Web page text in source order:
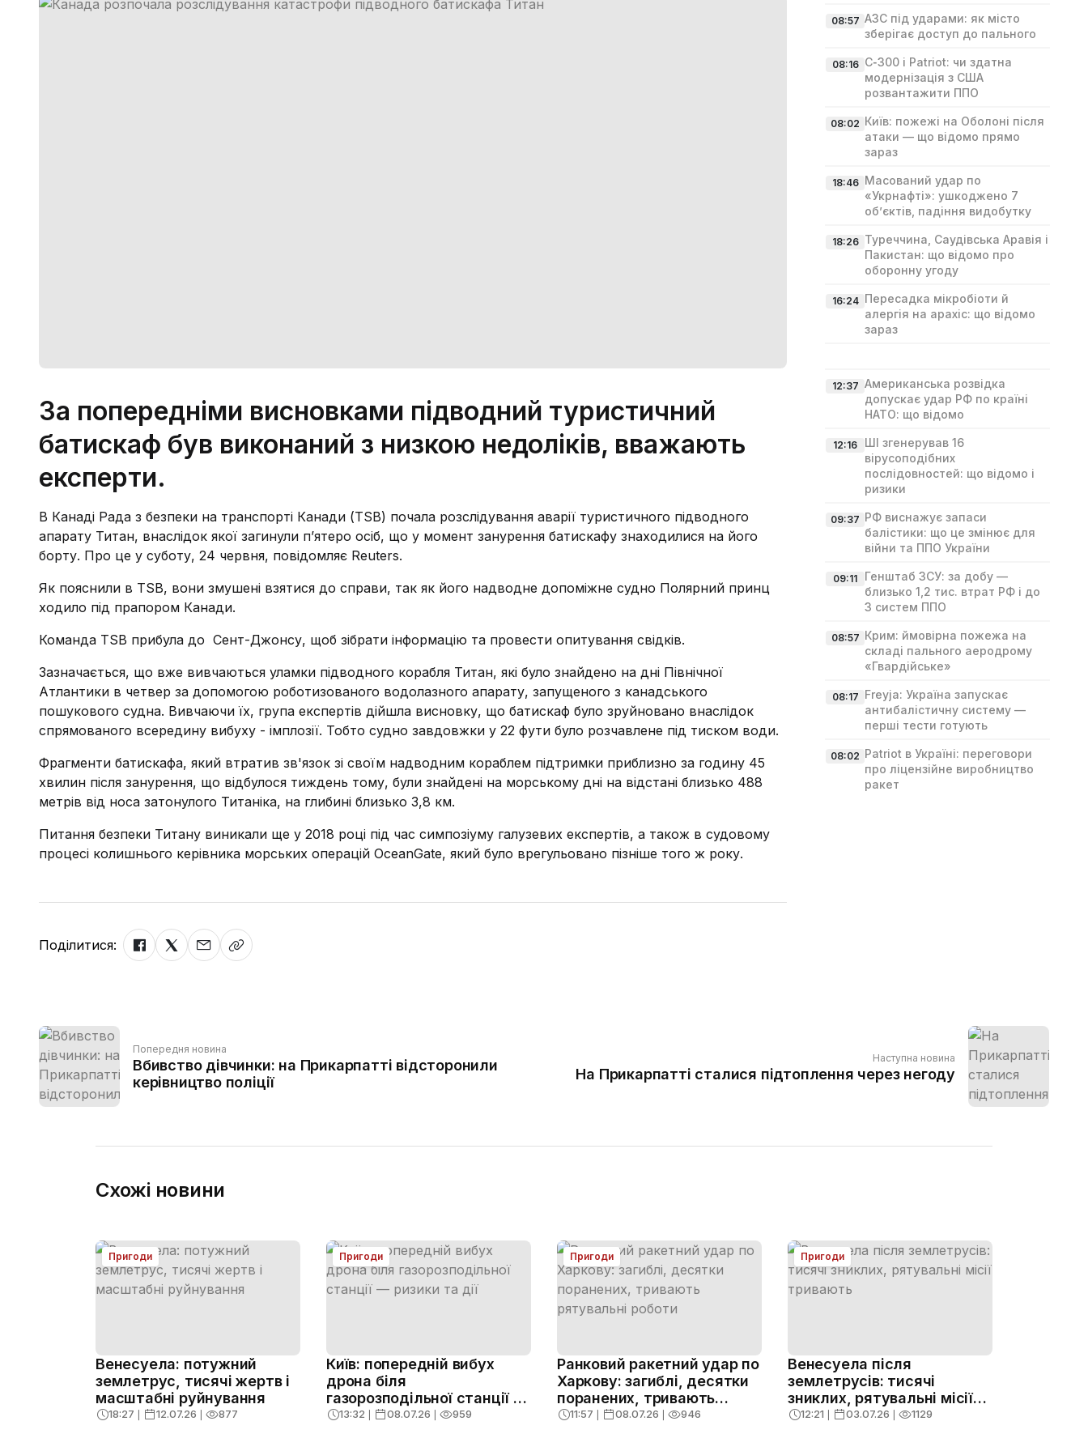
За попередніми висновками підводний туристичний
батискаф був виконаний з низкою недоліків, вважають
експерти.
В Канаді Рада з безпеки на транспорті Канади (TSB) почала розслідування аварії туристичного підводного
апарату Титан, внаслідок якої загинули п’ятеро осіб, що у момент занурення батискафу знаходилися на його
борту. Про це у суботу, 24 червня, повідомляє Reuters.
Як пояснили в TSB, вони змушені взятися до справи, так як його надводне допоміжне судно Полярний принц
ходило під прапором Канади.
Команда TSB прибула до Сент-Джонсу, щоб зібрати інформацію та провести опитування свідків.
Зазначається, що вже вивчаються уламки підводного корабля Титан, які було знайдено на дні Північної
Атлантики в четвер за допомогою роботизованого водолазного апарату, запущеного з канадського
пошукового судна. Вивчаючи їх, група експертів дійшла висновку, що батискаф було зруйновано внаслідок
спрямованого всередину вибуху - імплозії. Тобто судно завдовжки у 22 фути було розчавлене під тиском води.
Фрагменти батискафа, який втратив зв'язок зі своїм надводним кораблем підтримки приблизно за годину 45
хвилин після занурення, що відбулося тиждень тому, були знайдені на морському дні на відстані близько 488
метрів від носа затонулого Титаніка, на глибині близько 3,8 км.
Питання безпеки Титану виникали ще у 2018 році під час симпозіуму галузевих експертів, а також в судовому
процесі колишнього керівника морських операцій OceanGate, який було врегульовано пізніше того ж року.
Поділитися:
08:57 АЗС під ударами: як місто
зберігає доступ до пального
08:16 С‑300 і Patriot: чи здатна
модернізація з США
розвантажити ППО
08:02 Київ: пожежі на Оболоні після
атаки — що відомо прямо
зараз
18:46 Масований удар по
«Укрнафті»: ушкоджено 7
об’єктів, падіння видобутку
18:26 Туреччина, Саудівська Аравія і
Пакистан: що відомо про
оборонну угоду
16:24 Пересадка мікробіоти й
алергія на арахіс: що відомо
зараз
12:37 Американська розвідка
допускає удар РФ по країні
НАТО: що відомо
12:16
ШІ згенерував 16
вірусоподібних
послідовностей: що відомо і
ризики
09:37 РФ виснажує запаси
балістики: що це змінює для
війни та ППО України
09:11
Генштаб ЗСУ: за добу —
близько 1,2 тис. втрат РФ і до
3 систем ППО
08:57 Крим: ймовірна пожежа на
складі пального аеродрому
«Гвардійське»
08:17 Freyja: Україна запускає
антибалістичну систему —
перші тести готують
08:02 Patriot в Україні: переговори
про ліцензійне виробництво
ракет
Попередня новина
Вбивство дівчинки: на Прикарпатті відсторонили
керівництво поліції
Наступна новина
На Прикарпатті сталися підтоплення через негоду
Схожі новини
Пригоди
Венесуела: потужний
землетрус, тисячі жертв і
масштабні руйнування
18:27 ❘ 12.07.26 ❘ 877
Пригоди
Київ: попередній вибух
дрона біля
газорозподільної станції —
ризики та дії
13:32 ❘ 08.07.26 ❘ 959
Пригоди
Ранковий ракетний удар по
Харкову: загиблі, десятки
поранених, тривають
рятувальні роботи
11:57 ❘ 08.07.26 ❘ 946
Пригоди
Венесуела після
землетрусів: тисячі
зниклих, рятувальні місії
тривають
12:21 ❘ 03.07.26 ❘ 1129